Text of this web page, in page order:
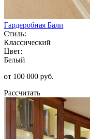
Гардеробная Бали
Стиль:
Классический
Цвет:
Белый
от 100 000 руб.
Рассчитать